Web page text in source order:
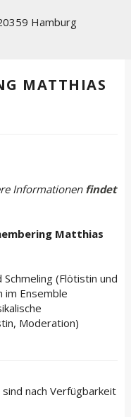
Hamburg
MATTHIAS
Informationen findet
Matthias
(Flötistin und
im Ensemble
Moderation)
nach Verfügbarkeit